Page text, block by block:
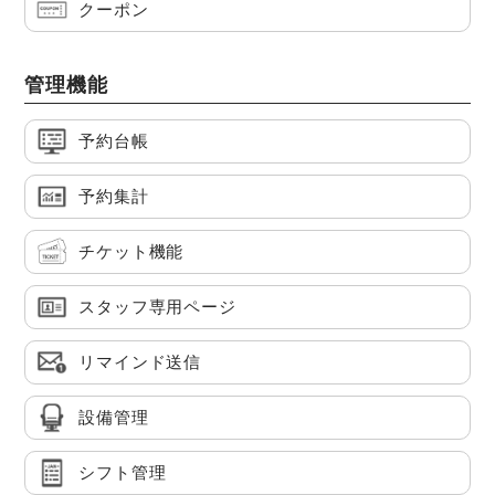
クーポン
管理機能
予約台帳
予約集計
チケット機能
スタッフ専用ページ
リマインド送信
設備管理
シフト管理